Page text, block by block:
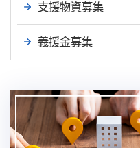
支援物資募集
義援金募集